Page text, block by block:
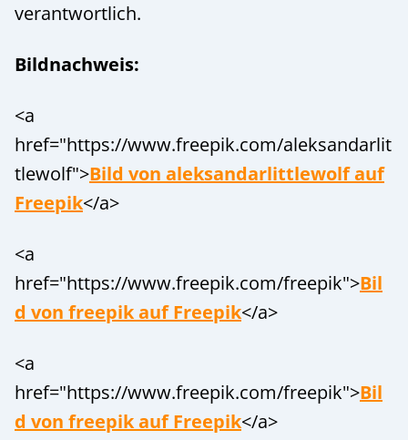
verantwortlich.
Bildnachweis:
<a
href="https://www.freepik.com/aleksandarlit
tlewolf">Bild von aleksandarlittlewolf auf
Freepik</a>
<a
href="https://www.freepik.com/freepik">Bil
d von freepik auf Freepik</a>
<a
href="https://www.freepik.com/freepik">Bil
d von freepik auf Freepik</a>